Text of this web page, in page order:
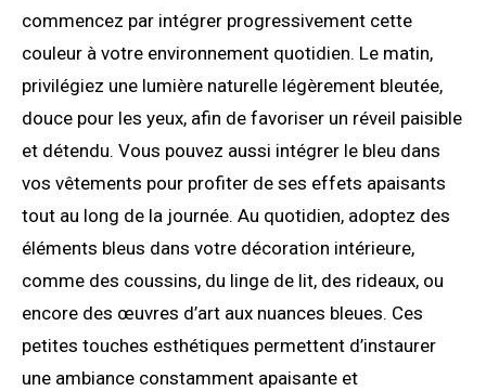
commencez par intégrer progressivement cette
couleur à votre environnement quotidien. Le matin,
privilégiez une lumière naturelle légèrement bleutée,
douce pour les yeux, afin de favoriser un réveil paisible
et détendu. Vous pouvez aussi intégrer le bleu dans
vos vêtements pour profiter de ses effets apaisants
tout au long de la journée. Au quotidien, adoptez des
éléments bleus dans votre décoration intérieure,
comme des coussins, du linge de lit, des rideaux, ou
encore des œuvres d’art aux nuances bleues. Ces
petites touches esthétiques permettent d’instaurer
une ambiance constamment apaisante et